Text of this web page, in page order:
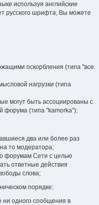
используя английские
русского шрифта, Вы можете
оскорбления (типа "все
нагрузки (типа
могут быть ассоциированы с
форума (типа "kamorka");
два или более раз
то модератора;
форумам Сети с целью
ответные действия
слова;
порядке:
ни одного сообщения в